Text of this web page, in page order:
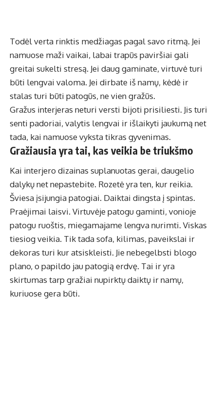
Todėl verta rinktis medžiagas pagal savo ritmą. Jei
namuose maži vaikai, labai trapūs paviršiai gali
greitai sukelti stresą. Jei daug gaminate, virtuvė turi
būti lengvai valoma. Jei dirbate iš namų, kėdė ir
stalas turi būti patogūs, ne vien gražūs.
Gražus interjeras neturi versti bijoti prisiliesti. Jis turi
senti padoriai, valytis lengvai ir išlaikyti jaukumą net
tada, kai namuose vyksta tikras gyvenimas.
Gražiausia yra tai, kas veikia be triukšmo
Kai interjero dizainas suplanuotas gerai, daugelio
dalykų net nepastebite. Rozetė yra ten, kur reikia.
Šviesa įsijungia patogiai. Daiktai dingsta į spintas.
Praėjimai laisvi. Virtuvėje patogu gaminti, vonioje
patogu ruoštis, miegamajame lengva nurimti. Viskas
tiesiog veikia. Tik tada sofa, kilimas, paveikslai ir
dekoras turi kur atsiskleisti. Jie nebegelbsti blogo
plano, o papildo jau patogią erdvę. Tai ir yra
skirtumas tarp gražiai nupirktų daiktų ir namų,
kuriuose gera būti.